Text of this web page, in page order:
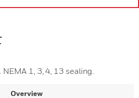
1, 3, 4, 13 sealing.
Overview